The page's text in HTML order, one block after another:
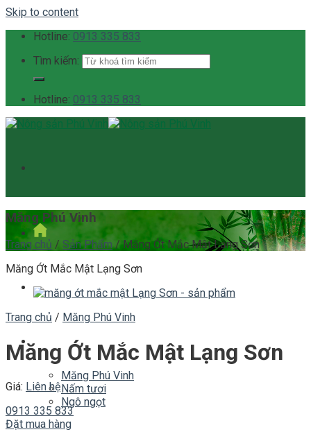
Skip to content
Hotline: 0913 335 833
Tìm kiếm:
Hotline: 0913 335 833
Giới thiệu
Sản Phẩm
Măng Phú Vinh
Nấm tươi
Ngô ngọt
Măng Phú Vinh
Trang chủ / Sản Phẩm/Măng Ớt Mắc Mật Lạng Sơn
Măng Ớt Mắc Mật Lạng Sơn
Trang chủ / Măng Phú Vinh
Măng Ớt Mắc Mật Lạng Sơn
Giá: Liên hệ
0913 335 833
Đặt mua hàng